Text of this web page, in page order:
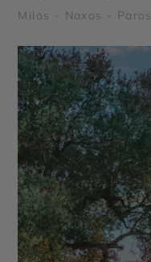
Milos - Naxos - Paros